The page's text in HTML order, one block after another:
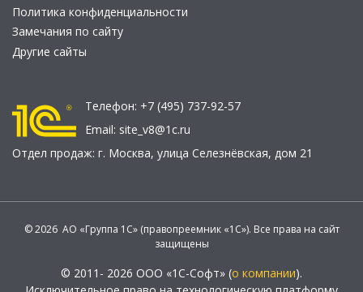
Политика конфиденциальности
Замечания по сайту
Другие сайты
Телефон: +7 (495) 737-92-57
Email: site_v8@1c.ru
Отдел продаж: г. Москва, улица Селезнёвская, дом 21
© 2026 АО «Группа 1С» (правопреемник «1С»). Все права на сайт
защищены
© 2011- 2026 ООО «1С-Софт» (о компании).